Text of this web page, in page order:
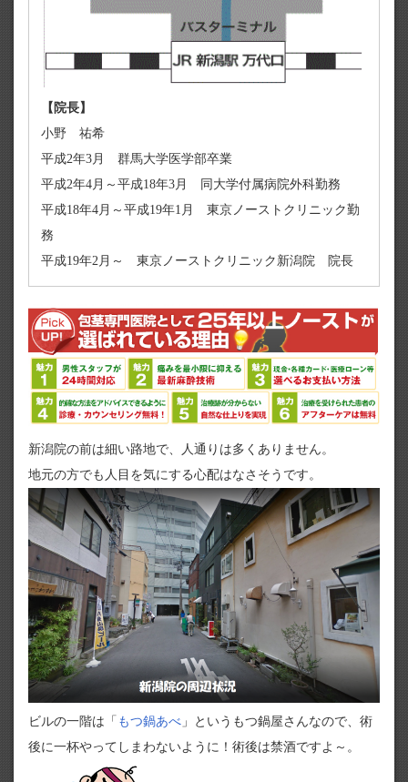
【院長】
小野 祐希
平成2年3月 群馬大学医学部卒業
平成2年4月～平成18年3月 同大学付属病院外科勤務
平成18年4月～平成19年1月 東京ノーストクリニック勤
務
平成19年2月～ 東京ノーストクリニック新潟院 院長
新潟院の前は細い路地で、人通りは多くありません。
地元の方でも人目を気にする心配はなさそうです。
ビルの一階は「 もつ鍋あべ 」というもつ鍋屋さんなので、術
後に一杯やってしまわないように！術後は禁酒ですよ～。